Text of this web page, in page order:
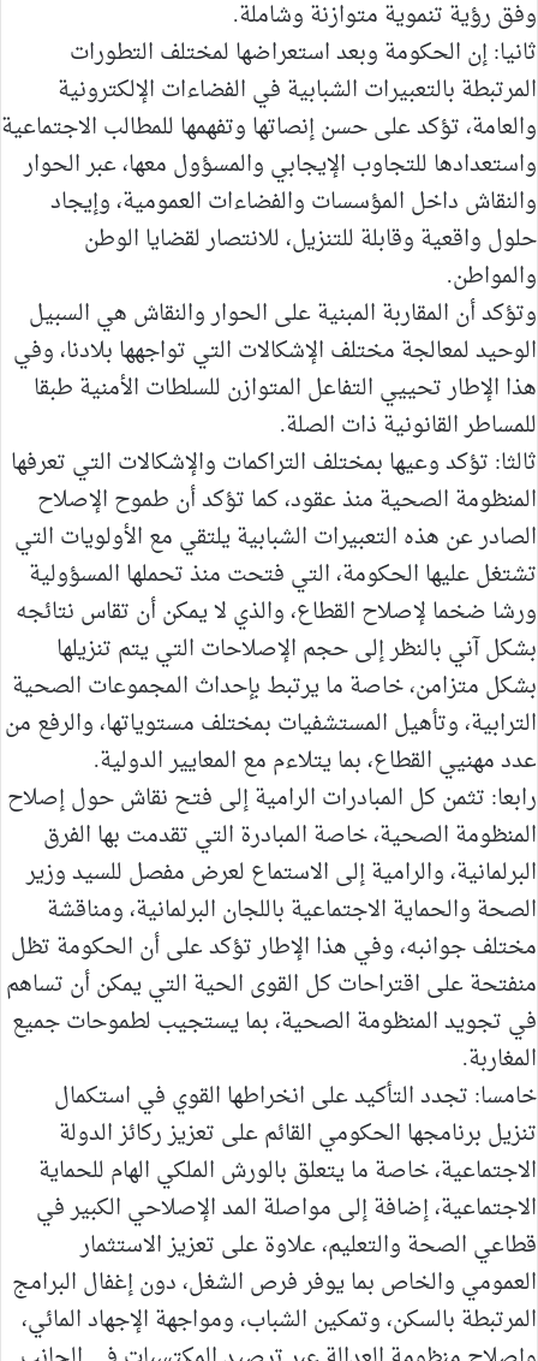
وفق رؤية تنموية متوازنة وشاملة.
ثانيا: إن الحكومة وبعد استعراضها لمختلف التطورات
المرتبطة بالتعبيرات الشبابية في الفضاءات الإلكترونية
والعامة، تؤكد على حسن إنصاتها وتفهمها للمطالب الاجتماعية
واستعدادها للتجاوب الإيجابي والمسؤول معها، عبر الحوار
والنقاش داخل المؤسسات والفضاءات العمومية، وإيجاد
حلول واقعية وقابلة للتنزيل، للانتصار لقضايا الوطن
والمواطن.
وتؤكد أن المقاربة المبنية على الحوار والنقاش هي السبيل
الوحيد لمعالجة مختلف الإشكالات التي تواجهها بلادنا، وفي
هذا الإطار تحييي التفاعل المتوازن للسلطات الأمنية طبقا
للمساطر القانونية ذات الصلة.
ثالثا: تؤكد وعيها بمختلف التراكمات والإشكالات التي تعرفها
المنظومة الصحية منذ عقود، كما تؤكد أن طموح الإصلاح
الصادر عن هذه التعبيرات الشبابية يلتقي مع الأولويات التي
تشتغل عليها الحكومة، التي فتحت منذ تحملها المسؤولية
ورشا ضخما لإصلاح القطاع، والذي لا يمكن أن تقاس نتائجه
بشكل آني بالنظر إلى حجم الإصلاحات التي يتم تنزيلها
بشكل متزامن، خاصة ما يرتبط بإحداث المجموعات الصحية
الترابية، وتأهيل المستشفيات بمختلف مستوياتها، والرفع من
عدد مهنيي القطاع، بما يتلاءم مع المعايير الدولية.
رابعا: تثمن كل المبادرات الرامية إلى فتح نقاش حول إصلاح
المنظومة الصحية، خاصة المبادرة التي تقدمت بها الفرق
البرلمانية، والرامية إلى الاستماع لعرض مفصل للسيد وزير
الصحة والحماية الاجتماعية باللجان البرلمانية، ومناقشة
مختلف جوانبه، وفي هذا الإطار تؤكد على أن الحكومة تظل
منفتحة على اقتراحات كل القوى الحية التي يمكن أن تساهم
في تجويد المنظومة الصحية، بما يستجيب لطموحات جميع
المغاربة.
خامسا: تجدد التأكيد على انخراطها القوي في استكمال
تنزيل برنامجها الحكومي القائم على تعزيز ركائز الدولة
الاجتماعية، خاصة ما يتعلق بالورش الملكي الهام للحماية
الاجتماعية، إضافة إلى مواصلة المد الإصلاحي الكبير في
قطاعي الصحة والتعليم، علاوة على تعزيز الاستثمار
العمومي والخاص بما يوفر فرص الشغل، دون إغفال البرامج
المرتبطة بالسكن، وتمكين الشباب، ومواجهة الإجهاد المائي،